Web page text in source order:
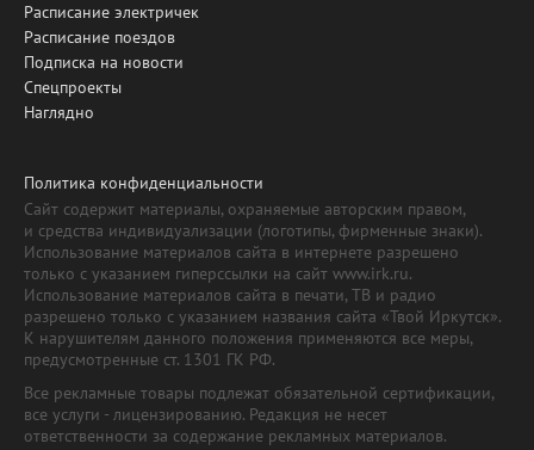
Расписание электричек
Расписание поездов
Подписка на новости
Спецпроекты
Наглядно
Политика конфиденциальности
Сайт содержит материалы, охраняемые авторским правом,
и средства индивидуализации (логотипы, фирменные знаки).
Использование материалов сайта в интернете разрешено
только с указанием гиперссылки на сайт www.irk.ru.
Использование материалов сайта в печати, ТВ и радио
разрешено только с указанием названия сайта «Твой Иркутск».
К нарушителям данного положения применяются все меры,
предусмотренные ст. 1301 ГК РФ.
Все рекламные товары подлежат обязательной сертификации,
все услуги - лицензированию. Редакция не несет
ответственности за содержание рекламных материалов.